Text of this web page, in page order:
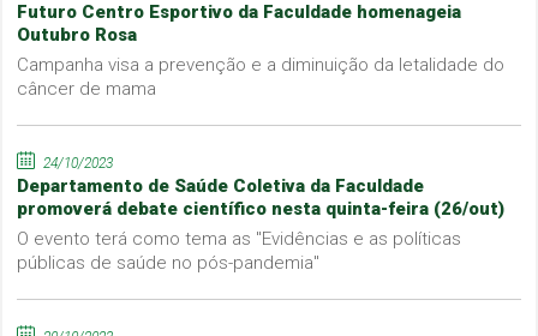
Futuro Centro Esportivo da Faculdade homenageia
Outubro Rosa
Campanha visa a prevenção e a diminuição da letalidade do
câncer de mama
24/10/2023
Departamento de Saúde Coletiva da Faculdade
promoverá debate científico nesta quinta-feira (26/out)
O evento terá como tema as "Evidências e as políticas
públicas de saúde no pós-pandemia"